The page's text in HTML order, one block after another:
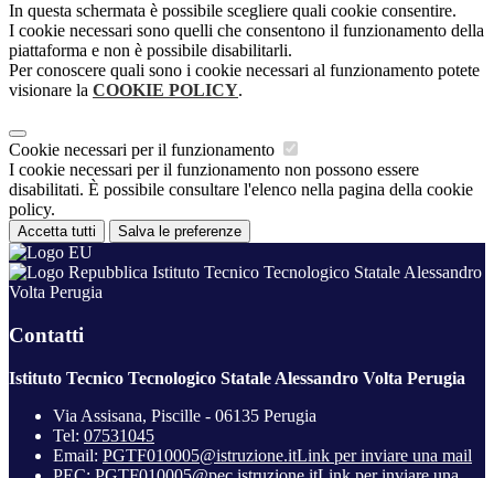
In questa schermata è possibile scegliere quali cookie consentire.
I cookie necessari sono quelli che consentono il funzionamento della
piattaforma e non è possibile disabilitarli.
Per conoscere quali sono i cookie necessari al funzionamento potete
visionare la COOKIE POLICY.
Cookie necessari per il funzionamento
I cookie necessari per il funzionamento non possono essere
disabilitati. È possibile consultare l'elenco nella pagina della cookie
policy.
Accetta tutti Salva le preferenze
Istituto Tecnico Tecnologico Statale Alessandro
Volta Perugia
Contatti
Istituto Tecnico Tecnologico Statale Alessandro Volta Perugia
Via Assisana, Piscille - 06135 Perugia
Tel: 07531045
Email: PGTF010005@istruzione.itLink per inviare una mail